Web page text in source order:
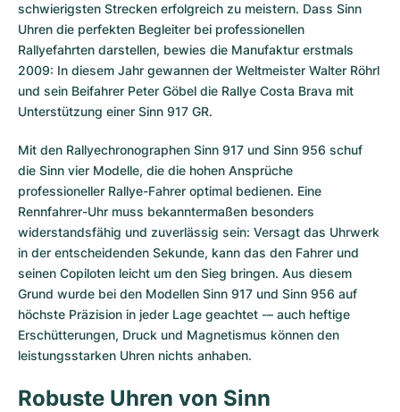
Roadster
Gebraucht
Damenuhren
Montbrillant
Gebraucht
Damenuhren
Gebraucht
schwierigsten Strecken erfolgreich zu meistern. Dass Sinn
Uhren die perfekten Begleiter bei professionellen
Rallyefahrten darstellen, bewies die Manufaktur erstmals
2009: In diesem Jahr gewannen der Weltmeister Walter Röhrl
und sein Beifahrer Peter Göbel die Rallye Costa Brava mit
Unterstützung einer Sinn 917 GR.
Mit den Rallyechronographen Sinn 917 und Sinn 956 schuf
die Sinn vier Modelle, die die hohen Ansprüche
professioneller Rallye-Fahrer optimal bedienen. Eine
Rennfahrer-Uhr muss bekanntermaßen besonders
widerstandsfähig und zuverlässig sein: Versagt das Uhrwerk
in der entscheidenden Sekunde, kann das den Fahrer und
seinen Copiloten leicht um den Sieg bringen. Aus diesem
Grund wurde bei den Modellen Sinn 917 und Sinn 956 auf
höchste Präzision in jeder Lage geachtet -– auch heftige
Erschütterungen, Druck und Magnetismus können den
leistungsstarken Uhren nichts anhaben.
Robuste Uhren von Sinn